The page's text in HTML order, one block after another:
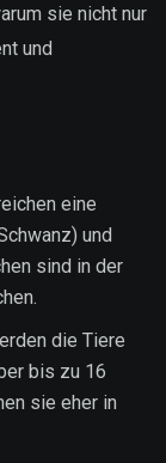
sie nicht nur
und
eine
und
sind in der
die Tiere
bis zu 16
sie eher in